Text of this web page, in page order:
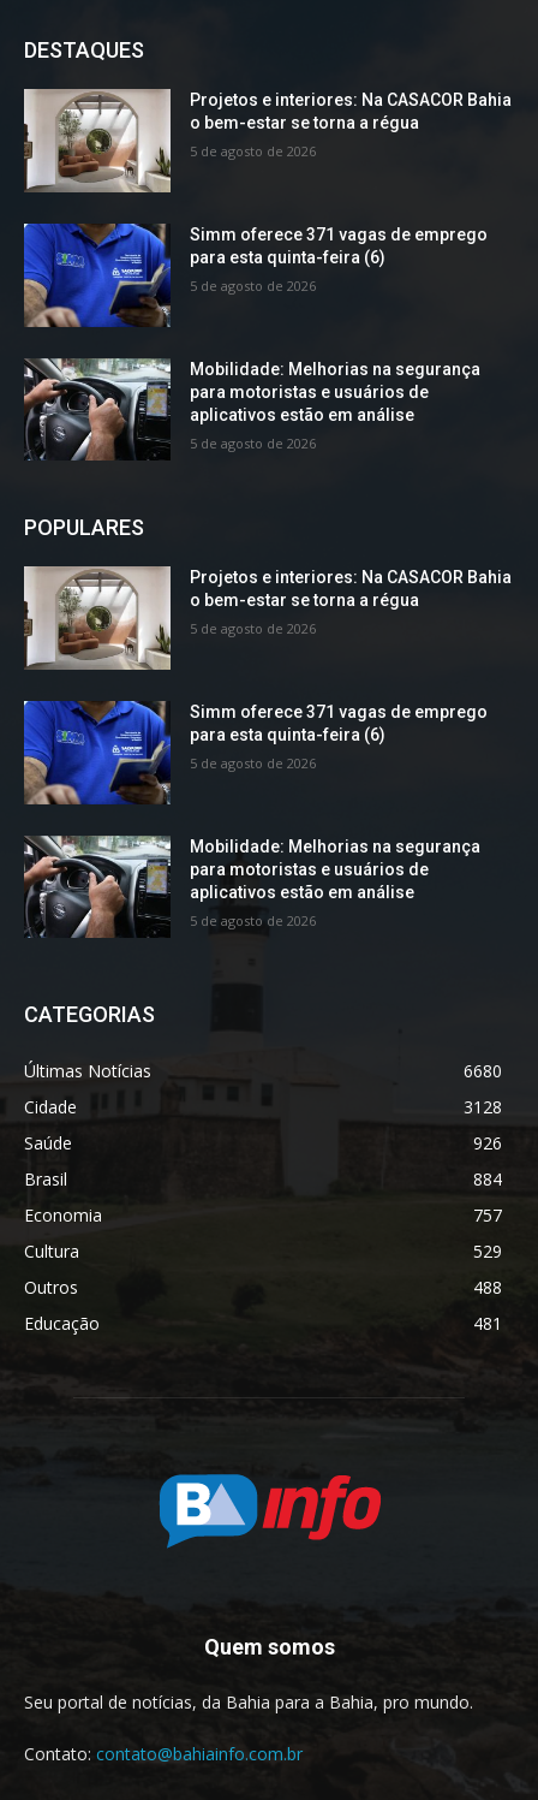
DESTAQUES
Projetos e interiores: Na CASACOR Bahia
o bem-estar se torna a régua
5 de agosto de 2026
Simm oferece 371 vagas de emprego
para esta quinta-feira (6)
5 de agosto de 2026
Mobilidade: Melhorias na segurança
para motoristas e usuários de
aplicativos estão em análise
5 de agosto de 2026
POPULARES
Projetos e interiores: Na CASACOR Bahia
o bem-estar se torna a régua
5 de agosto de 2026
Simm oferece 371 vagas de emprego
para esta quinta-feira (6)
5 de agosto de 2026
Mobilidade: Melhorias na segurança
para motoristas e usuários de
aplicativos estão em análise
5 de agosto de 2026
CATEGORIAS
Últimas Notícias
6680
Cidade
3128
Saúde
926
Brasil
884
Economia
757
Cultura
529
Outros
488
Educação
481
Quem somos
Seu portal de notícias, da Bahia para a Bahia, pro mundo.
Contato: contato@bahiainfo.com.br